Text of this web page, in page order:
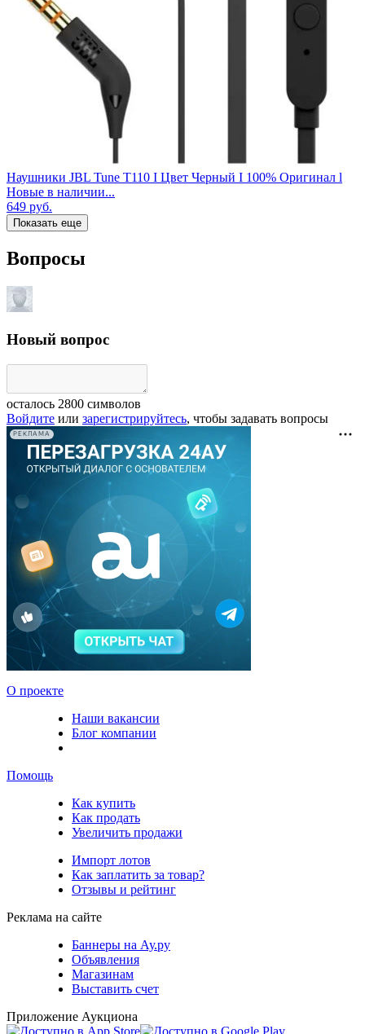
Наушники JBL Tune T110 I Цвет Черный I 100% Оригинал l
Новые в наличии...
649 руб.
Показать еще
Вопросы
Новый вопрос
осталось 2800 символов
Войдите или зарегистрируйтесь, чтобы задавать вопросы
РЕКЛАМА
О проекте
Наши вакансии
Блог компании
Помощь
Как купить
Как продать
Увеличить продажи
Импорт лотов
Как заплатить за товар?
Отзывы и рейтинг
Реклама на сайте
Баннеры на Ау.ру
Объявления
Магазинам
Выставить счет
Приложение Аукциона